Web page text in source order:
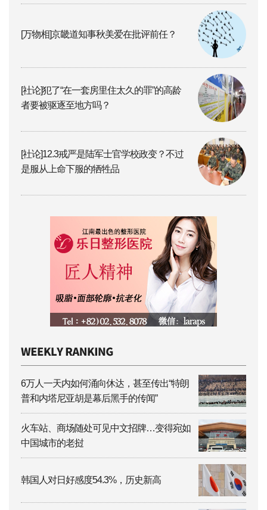
[万物相]京畿道知事秋美爱在批评前任？
[社论]犯了“在一套房里住太久的罪”的高龄
者要被驱逐至地方吗？
[社论]12.3戒严是陆军士官学校政变？不过
是服从上命下服的牺牲品
6万人一天内如何涌向休达，甚至传出“特朗
普和内塔尼亚胡是幕后黑手的传闻”
火车站、商场随处可见中文招牌…变得宛如
中国城市的老挝
韩国人对日好感度54.3%，历史新高